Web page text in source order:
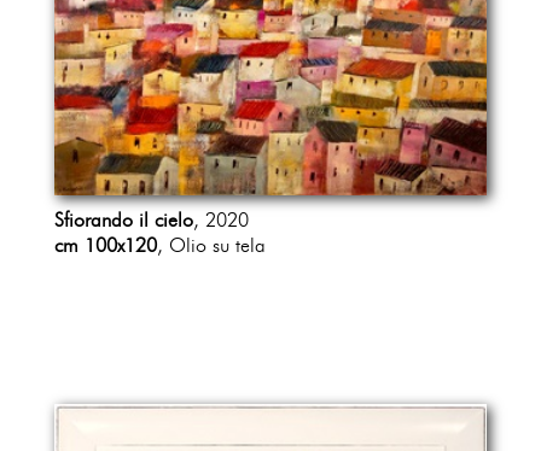
Sfiorando il cielo, 2020
cm 100x120, Olio su tela